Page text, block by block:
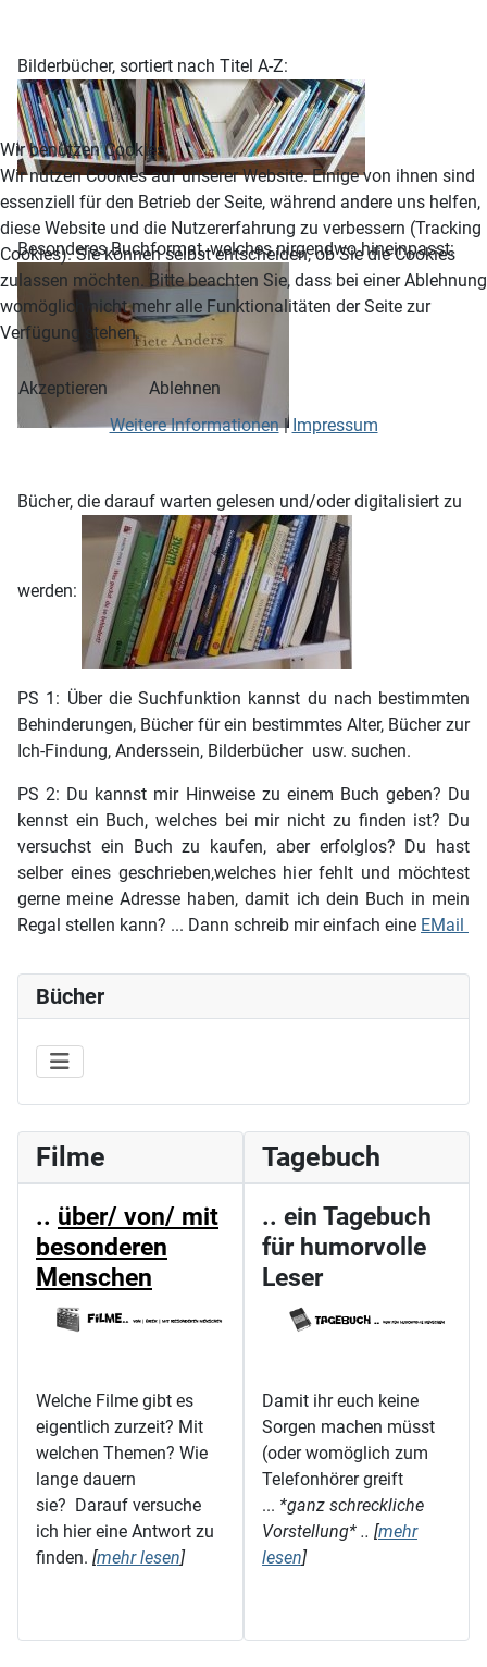
Bilderbücher, sortiert nach Titel A-Z:
Besonderes Buchformat, welches nirgendwo hineinpasst:
Bücher, die darauf warten gelesen und/oder digitalisiert zu
werden:
PS 1: Über die Suchfunktion kannst du nach bestimmten
Behinderungen, Bücher für ein bestimmtes Alter, Bücher zur
Ich-Findung, Anderssein, Bilderbücher usw. suchen.
PS 2: Du kannst mir Hinweise zu einem Buch geben? Du
kennst ein Buch, welches bei mir nicht zu finden ist? Du
versuchst ein Buch zu kaufen, aber erfolglos? Du hast
selber eines geschrieben,welches hier fehlt und möchtest
gerne meine Adresse haben, damit ich dein Buch in mein
Regal stellen kann? ... Dann schreib mir einfach eine EMail
Bücher
Filme
.. über/ von/ mit
besonderen
Menschen
Welche Filme gibt es
eigentlich zurzeit? Mit
welchen Themen? Wie
lange dauern
sie? Darauf versuche
ich hier eine Antwort zu
finden. [mehr lesen]
Tagebuch
.. ein Tagebuch
für humorvolle
Leser
Damit ihr euch keine
Sorgen machen müsst
(oder womöglich zum
Telefonhörer greift
... *ganz schreckliche
Vorstellung* .. [mehr
lesen]
Wir benutzen Cookies
Wir nutzen Cookies auf unserer Website. Einige von ihnen sind
essenziell für den Betrieb der Seite, während andere uns helfen,
diese Website und die Nutzererfahrung zu verbessern (Tracking
Cookies). Sie können selbst entscheiden, ob Sie die Cookies
zulassen möchten. Bitte beachten Sie, dass bei einer Ablehnung
womöglich nicht mehr alle Funktionalitäten der Seite zur
Verfügung stehen.
Akzeptieren
Ablehnen
Weitere Informationen| Impressum